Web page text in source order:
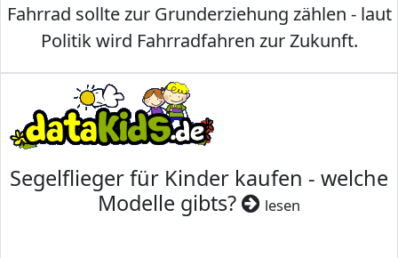
Fahrrad sollte zur Grunderziehung zählen - laut
Politik wird Fahrradfahren zur Zukunft.
Segelflieger für Kinder kaufen - welche
Modelle gibts?
lesen